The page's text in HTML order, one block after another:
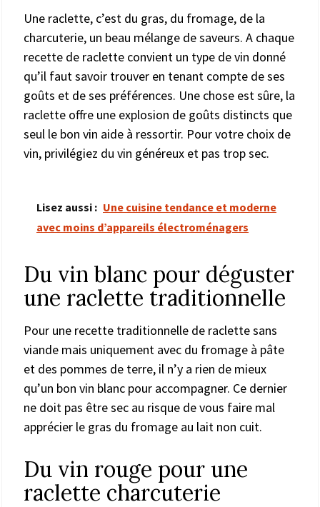
Une raclette, c’est du gras, du fromage, de la
charcuterie, un beau mélange de saveurs. A chaque
recette de raclette convient un type de vin donné
qu’il faut savoir trouver en tenant compte de ses
goûts et de ses préférences. Une chose est sûre, la
raclette offre une explosion de goûts distincts que
seul le bon vin aide à ressortir. Pour votre choix de
vin, privilégiez du vin généreux et pas trop sec.
Lisez aussi : Une cuisine tendance et moderne
avec moins d’appareils électroménagers
Du vin blanc pour déguster
une raclette traditionnelle
Pour une recette traditionnelle de raclette sans
viande mais uniquement avec du fromage à pâte
et des pommes de terre, il n’y a rien de mieux
qu’un bon vin blanc pour accompagner. Ce dernier
ne doit pas être sec au risque de vous faire mal
apprécier le gras du fromage au lait non cuit.
Du vin rouge pour une
raclette charcuterie